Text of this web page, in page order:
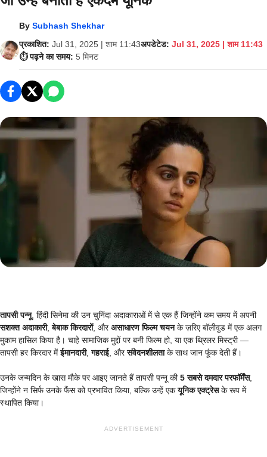
BySubhash Shekhar
प्रकाशित: Jul 31, 2025 | शाम 11:43अपडेटेड: Jul 31, 2025 | शाम 11:43
⏱️ पढ़ने का समय: 5 मिनट
तापसी पन्नू, हिंदी सिनेमा की उन चुनिंदा अदाकाराओं में से एक हैं जिन्होंने कम समय में अपनी
सशक्त अदाकारी,बेबाक किरदारों, औरअसाधारण फिल्म चयनके ज़रिए बॉलीवुड में एक अलग
मुकाम हासिल किया है। चाहे सामाजिक मुद्दों पर बनी फिल्म हो, या एक थ्रिलर मिस्ट्री —
तापसी हर किरदार मेंईमानदारी,गहराई, औरसंवेदनशीलताके साथ जान फूंक देती हैं।
उनके जन्मदिन के खास मौके पर आइए जानते हैं तापसी पन्नू की5 सबसे दमदार परफॉर्मेंस,
जिन्होंने न सिर्फ उनके फैंस को प्रभावित किया, बल्कि उन्हें एकयूनिक एक्ट्रेसके रूप में
स्थापित किया।
ADVERTISEMENT